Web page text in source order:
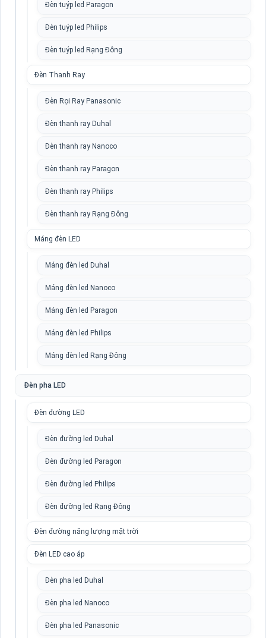
Đèn tuýp led Paragon
Đèn tuýp led Philips
Đèn tuýp led Rạng Đông
Đèn Thanh Ray
Đèn Rọi Ray Panasonic
Đèn thanh ray Duhal
Đèn thanh ray Nanoco
Đèn thanh ray Paragon
Đèn thanh ray Philips
Đèn thanh ray Rạng Đông
Máng đèn LED
Máng đèn led Duhal
Máng đèn led Nanoco
Máng đèn led Paragon
Máng đèn led Philips
Máng đèn led Rạng Đông
Đèn pha LED
Đèn đường LED
Đèn đường led Duhal
Đèn đường led Paragon
Đèn đường led Philips
Đèn đường led Rạng Đông
Đèn đường năng lượng mặt trời
Đèn LED cao áp
Đèn pha led Duhal
Đèn pha led Nanoco
Đèn pha led Panasonic